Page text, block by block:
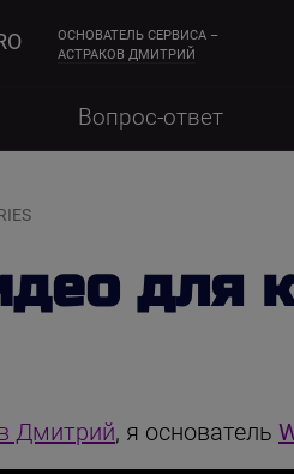
ОСНОВАТЕЛЬ СЕРВИСА –
АСТРАКОВ ДМИТРИЙ
Вопрос-ответ
для
Дмитрий, я основатель